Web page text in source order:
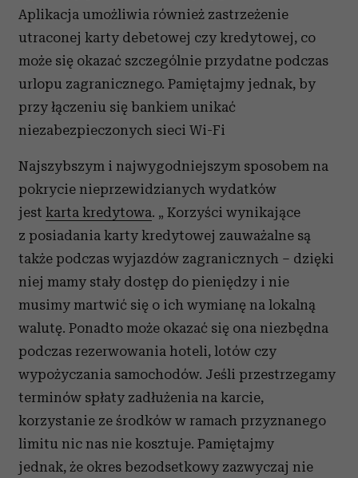
Aplikacja umożliwia również zastrzeżenie
utraconej karty debetowej czy kredytowej, co
może się okazać szczególnie przydatne podczas
urlopu zagranicznego. Pamiętajmy jednak, by
przy łączeniu się bankiem unikać
niezabezpieczonych sieci Wi-Fi
Najszybszym i najwygodniejszym sposobem na
pokrycie nieprzewidzianych wydatków
jest karta kredytowa. „ Korzyści wynikające
z posiadania karty kredytowej zauważalne są
także podczas wyjazdów zagranicznych – dzięki
niej mamy stały dostęp do pieniędzy i nie
musimy martwić się o ich wymianę na lokalną
walutę. Ponadto może okazać się ona niezbędna
podczas rezerwowania hoteli, lotów czy
wypożyczania samochodów. Jeśli przestrzegamy
terminów spłaty zadłużenia na karcie,
korzystanie ze środków w ramach przyznanego
limitu nic nas nie kosztuje. Pamiętajmy
jednak, że okres bezodsetkowy zazwyczaj nie